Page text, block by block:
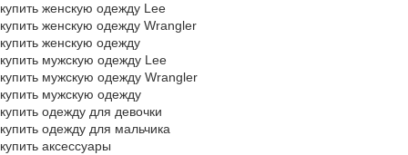
купить женскую одежду Lee
купить женскую одежду Wrangler
купить женскую одежду
купить мужскую одежду Lee
купить мужскую одежду Wrangler
купить мужскую одежду
купить одежду для девочки
купить одежду для мальчика
купить аксессуары